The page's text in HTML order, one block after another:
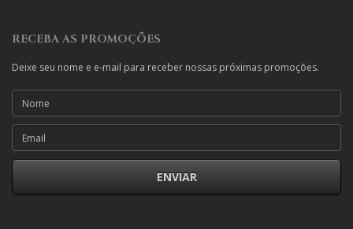
RECEBA AS PROMOÇÕES
Deixe seu nome e e-mail para receber nossas próximas promoções.